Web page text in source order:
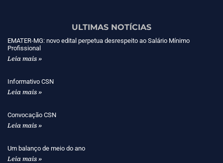
ULTIMAS NOTÍCIAS
EMATER-MG: novo edital perpetua desrespeito ao Salário Mínimo
Profissional
Leia mais »
Informativo CSN
Leia mais »
Convocação CSN
Leia mais »
Um balanço de meio do ano
Leia mais »